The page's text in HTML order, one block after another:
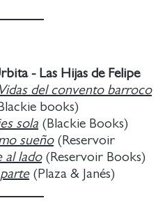
- Las Hijas de Felipe
del convento barroco
books)
sola (Blackie Books)
sueño(Reservoir
al lado(Reservoir Books)
(Plaza & Janés)